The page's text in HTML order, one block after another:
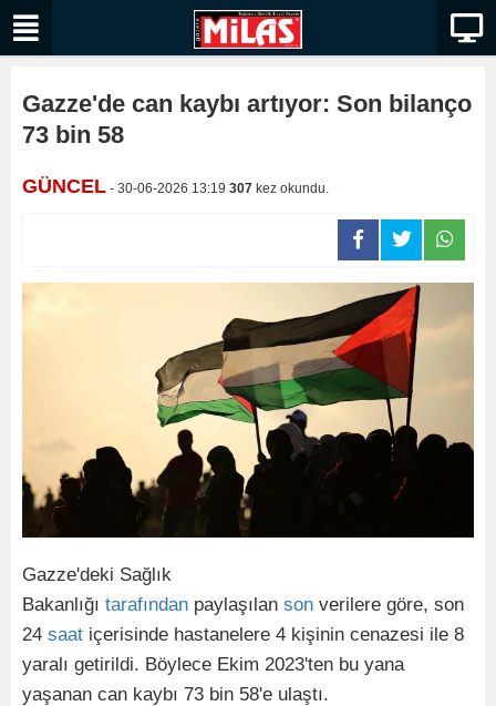
Gazze'de can kaybı artıyor: Son bilanço
73 bin 58
GÜNCEL - 30-06-2026 13:19 307 kez okundu.
Gazze'deki Sağlık
Bakanlığı tarafından paylaşılan son verilere göre, son
24 saat içerisinde hastanelere 4 kişinin cenazesi ile 8
yaralı getirildi. Böylece Ekim 2023'ten bu yana
yaşanan can kaybı 73 bin 58'e ulaştı.